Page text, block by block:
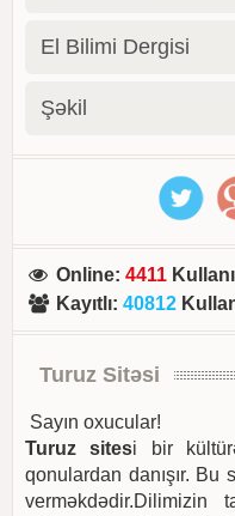
El Bilimi Dergisi
Şəkil
Online:4411
Kayıtlı:40812
Turuz Sitəsi
Sayın oxucular!
Turuz sitesi bir
qonulardan danışır.